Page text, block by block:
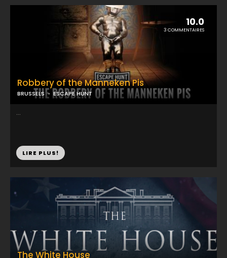
10.0
3 COMMENTAIRES
Robbery of the Manneken Pis
BRUSSELS ESCAPE HUNT
...
LIRE PLUS!
The White House